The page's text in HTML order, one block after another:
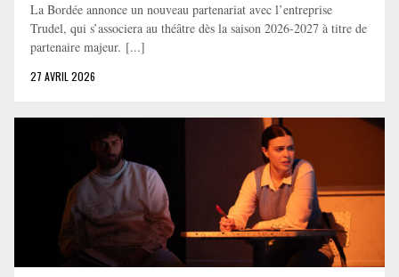
La Bordée annonce un nouveau partenariat avec l’entreprise
Trudel, qui s’associera au théâtre dès la saison 2026-2027 à titre de
partenaire majeur. [...]
27 AVRIL 2026